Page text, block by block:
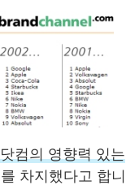
컴의 영향력 있는
차지했다고 합니